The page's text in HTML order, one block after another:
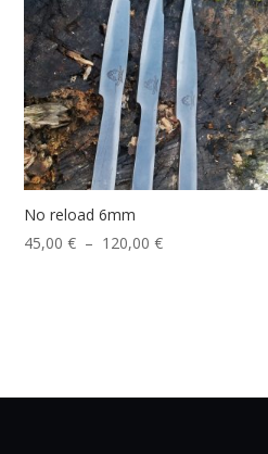
No reload 6mm
45,00€ – 120,00€Plage